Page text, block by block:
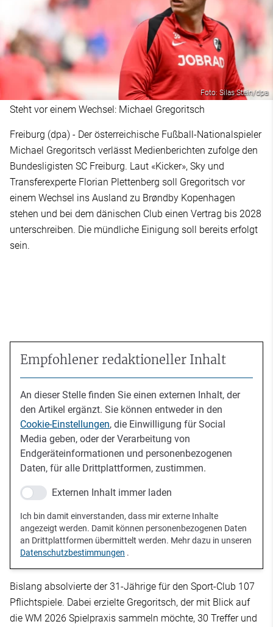
Foto: Silas Stein/dpa
Steht vor einem Wechsel: Michael Gregoritsch
Freiburg (dpa) - Der österreichische Fußball-Nationalspieler
Michael Gregoritsch verlässt Medienberichten zufolge den
Bundesligisten SC Freiburg. Laut «Kicker», Sky und
Transferexperte Florian Plettenberg soll Gregoritsch vor
einem Wechsel ins Ausland zu Brøndby Kopenhagen
stehen und bei dem dänischen Club einen Vertrag bis 2028
unterschreiben. Die mündliche Einigung soll bereits erfolgt
sein.
Empfohlener redaktioneller Inhalt
An dieser Stelle finden Sie einen externen Inhalt, der
den Artikel ergänzt. Sie können entweder in den
Cookie-Einstellungen, die Einwilligung für Social
Media geben, oder der Verarbeitung von
Endgeräteinformationen und personenbezogenen
Daten, für alle Drittplattformen, zustimmen.
Externen Inhalt immer laden
Ich bin damit einverstanden, dass mir externe Inhalte
angezeigt werden. Damit können personenbezogenen Daten
an Drittplattformen übermittelt werden. Mehr dazu in unseren
Datenschutzbestimmungen .
Bislang absolvierte der 31-Jährige für den Sport-Club 107
Pflichtspiele. Dabei erzielte Gregoritsch, der mit Blick auf
die WM 2026 Spielpraxis sammeln möchte, 30 Treffer und